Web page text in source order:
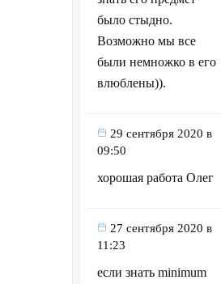
было стыдно.
Возможно мы все
были немножко в его
влюблены)).
29 сентября 2020 в
09:50
хорошая работа Олег
27 сентября 2020 в
11:23
если знать minimum